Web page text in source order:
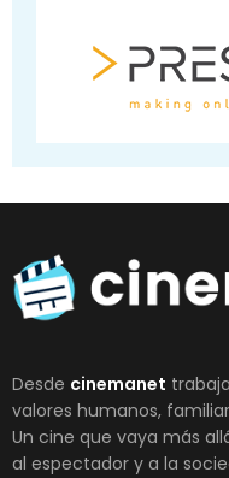
Desde cinemanet
valores humanos,
Un cine que vaya más
al espectador y a la